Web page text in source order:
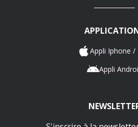
Appli Iphone /
Appli